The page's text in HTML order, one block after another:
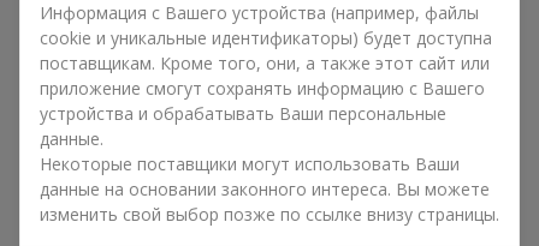
праздники
Праздник задаёт настроение, а сувенирная продукция для
букетов его подчёркивает. Именно поэтому сувениры к
цветам часто выбирают с учётом даты и события. В нашем
ассортименте найдётся сувенирная продукция для букетов,
которая подойдёт к любому празднику и может быть
рассчитана на любой бюджет.
Информация с Вашего устройства (например, файлы
cookie и уникальные идентификаторы) будет доступна
поставщикам. Кроме того, они, а также этот сайт или
приложение смогут сохранять информацию с Вашего
устройства и обрабатывать Ваши персональные
данные.
Некоторые поставщики могут использовать Ваши
данные на основании законного интереса. Вы можете
изменить свой выбор позже по ссылке внизу страницы.